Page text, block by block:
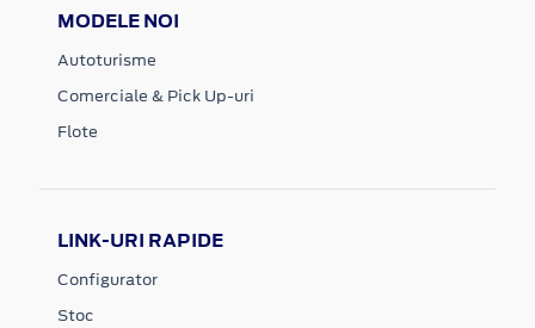
MODELE NOI
Autoturisme
Comerciale & Pick Up-uri
Flote
LINK-URI RAPIDE
Configurator
Stoc